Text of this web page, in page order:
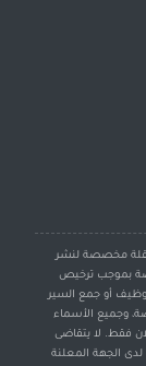
مخصصة لنشر
بموجب ترخيص
أو جمع السير
وجميع الأسماء
فقط. لا يتقاضى
الجهة المعلنة